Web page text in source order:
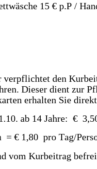
15 € p.P /
den
Dieser dient zur
erhalten Sie
ab 14 Jahre:  €
= € 1,80  pro Tag/
vom Kurbeitrag